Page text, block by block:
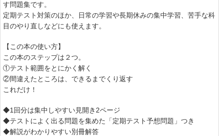
す問題集です。
定期テスト対策のほか、日常の学習や長期休みの集中学習、苦手な科
目のやり直しなどにも使えます。
【この本の使い方】
この本のステップは２つ。
①テスト範囲をとにかく解く
②間違えたところは、できるまでくり返す
これだけ！
◆1回分は集中しやすい見開き2ページ
◆テストによく出る問題を集めた「定期テスト予想問題」つき
◆解説がわかりやすい別冊解答